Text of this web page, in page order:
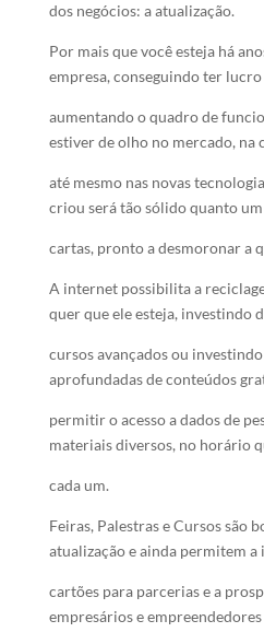
dos negócios: a atualização.
Por mais que você esteja há
empresa, conseguindo ter lucro
aumentando o quadro de
estiver de olho no mercado, na
até mesmo nas novas
criou será tão sólido quanto
cartas, pronto a desmoronar a
A internet possibilita a
quer que ele esteja, investindo
cursos avançados ou
aprofundadas de conteúdos
permitir o acesso a dados de
materiais diversos, no horário
cada um.
Feiras, Palestras e Cursos são
atualização e ainda permitem
cartões para parcerias e a
empresários e empreendedores